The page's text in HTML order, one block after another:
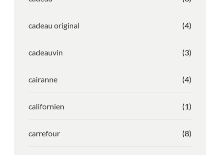
cadeau original (4)
cadeauvin (3)
cairanne (4)
californien (1)
carrefour (8)